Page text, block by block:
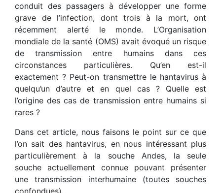
conduit des passagers à développer une forme
grave de l’infection, dont trois à la mort, ont
récemment alerté le monde. L’Organisation
mondiale de la santé (OMS) avait évoqué un risque
de transmission entre humains dans ces
circonstances particulières. Qu’en est-il
exactement ? Peut-on transmettre le hantavirus à
quelqu’un d’autre et en quel cas ? Quelle est
l’origine des cas de transmission entre humains si
rares ?
Dans cet article, nous faisons le point sur ce que
l’on sait des hantavirus, en nous intéressant plus
particulièrement à la souche Andes, la seule
souche actuellement connue pouvant présenter
une transmission interhumaine (toutes souches
confondues).